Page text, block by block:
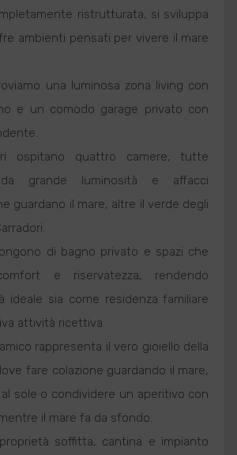
ristrutturata, si sviluppa
ambienti pensati per vivere il mare
una luminosa zona living con
e un comodo garage privato con
ospitano quattro camere, tutte
da grande luminosità e affacci
guardano il mare, altre il verde degli
di bagno privato e spazi che
e riservatezza, rendendo
ideale sia come residenza familiare
attività ricettiva.
rappresenta il vero gioiello della
fare colazione guardando il mare,
sole o condividere un aperitivo con
il mare fa da sfondo.
soffitta, cantina e impianto